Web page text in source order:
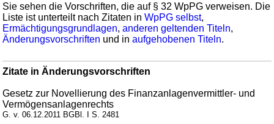
Sie sehen die Vorschriften, die auf § 32 WpPG verweisen. Die
Liste ist unterteilt nach Zitaten inWpPG selbst,
Ermächtigungsgrundlagen,anderen geltenden Titeln,
Änderungsvorschriften und inaufgehobenen Titeln.
Zitate in Änderungsvorschriften
Gesetz zur Novellierung des Finanzanlagenvermittler- und
Vermögensanlagenrechts
G. v. 06.12.2011 BGBl. I S. 2481